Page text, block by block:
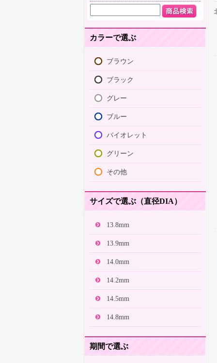
カラーで選ぶ
ブラウン
ブラック
グレー
ブルー
バイオレット
グリーン
その他
サイズで選ぶ（直径DIA）
13.8mm
13.9mm
14.0mm
14.2mm
14.5mm
14.8mm
期間で選ぶ